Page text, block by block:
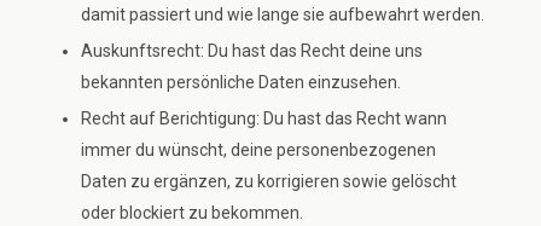
damit passiert und wie lange sie aufbewahrt werden.
Auskunftsrecht: Du hast das Recht deine uns
bekannten persönliche Daten einzusehen.
Recht auf Berichtigung: Du hast das Recht wann
immer du wünscht, deine personenbezogenen
Daten zu ergänzen, zu korrigieren sowie gelöscht
oder blockiert zu bekommen.